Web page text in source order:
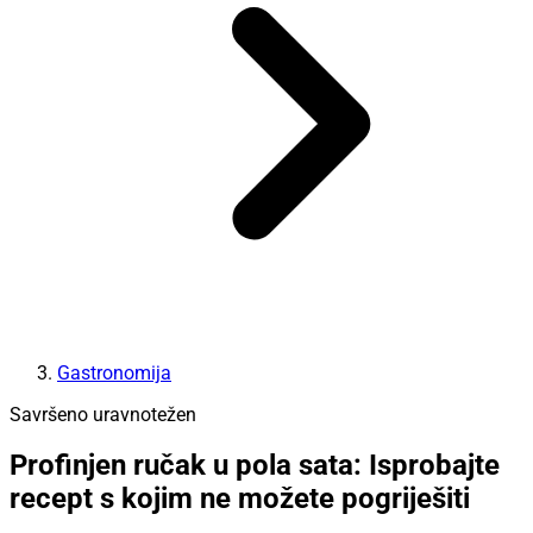
Gastronomija
Savršeno uravnotežen
Profinjen ručak u pola sata: Isprobajte
recept s kojim ne možete pogriješiti